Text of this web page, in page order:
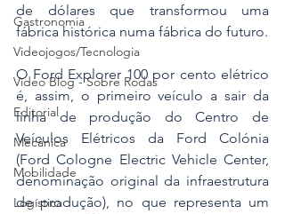
Gastronomia
Videojogos/Tecnologia
Vídeo Blog - Sobre Rodas
Editorial
Mecânica
Mobilidade
Logística
de dólares que transformou uma
fábrica histórica numa fábrica do futuro.
O Ford Explorer 100 por cento elétrico
é, assim, o primeiro veículo a sair da
linha de produção do Centro de
Veículos Elétricos da Ford Colónia
(Ford Cologne Electric Vehicle Center,
denominação original da infraestrutura
de produção), no que representa um